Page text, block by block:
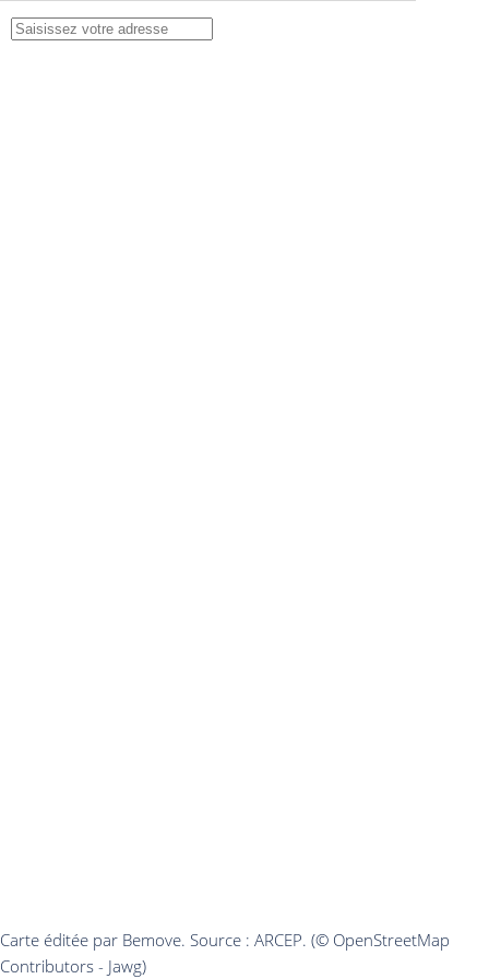
Carte éditée par Bemove. Source : ARCEP. (© OpenStreetMap
Contributors - Jawg)